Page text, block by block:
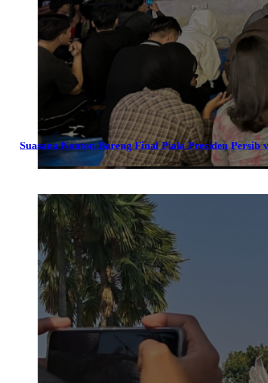
Suasana Nonton Bareng Final Piala Presiden Persib